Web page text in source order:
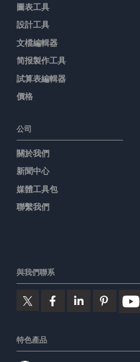
圖表工具
設計工具
文檔編輯器
简报製作工具
試算表編輯器
價格
公司
關於我們
新聞中心
媒體工具包
聯繫我們
與我們聯系
特色產品